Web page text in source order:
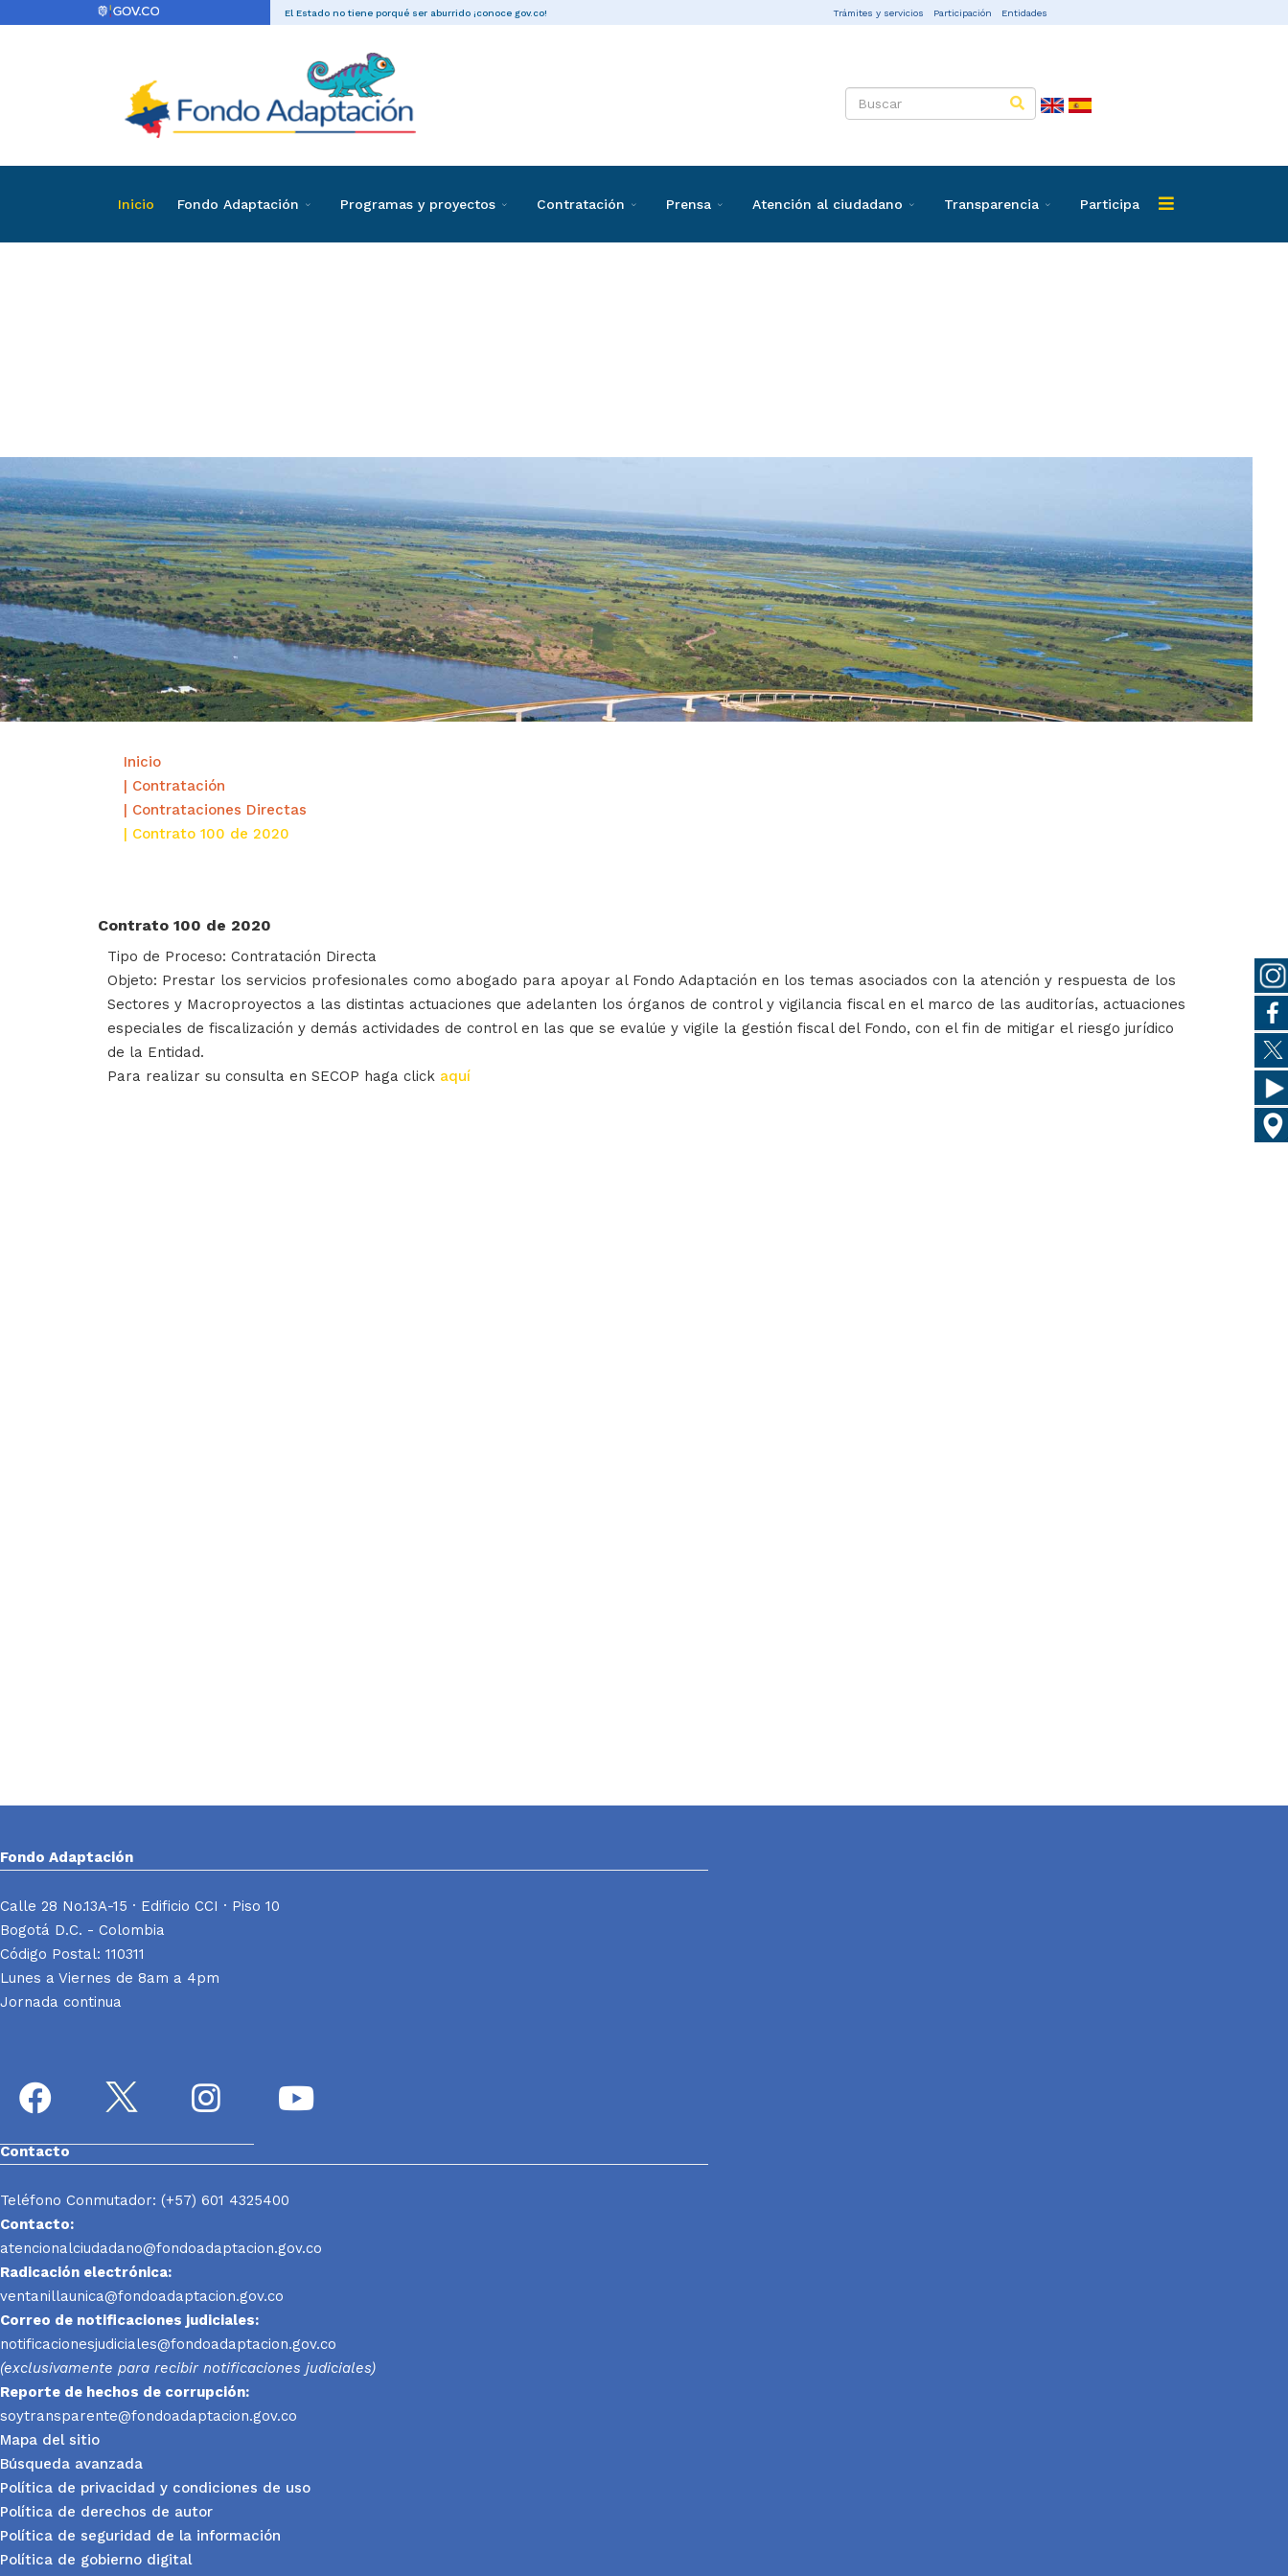
El Estado no tiene porqué ser aburrido ¡conoce gov.co! Trámites y servicios Participación Entidades
Inicio Fondo Adaptación Programas y proyectos Contratación Prensa Atención al ciudadano Transparencia Participa
Directas
Inicio
| Contratación
| Contrataciones Directas
| Contrato 100 de 2020
Contrato 100 de 2020
Tipo de Proceso: Contratación Directa
Objeto: Prestar los servicios profesionales como abogado para apoyar al Fondo Adaptación en los temas asociados con la atención y respuesta de los
Sectores y Macroproyectos a las distintas actuaciones que adelanten los órganos de control y vigilancia fiscal en el marco de las auditorías, actuaciones
especiales de fiscalización y demás actividades de control en las que se evalúe y vigile la gestión fiscal del Fondo, con el fin de mitigar el riesgo jurídico
de la Entidad.
Para realizar su consulta en SECOP haga click aquí
Fondo Adaptación
Calle 28 No.13A-15 · Edificio CCI · Piso 10
Bogotá D.C. - Colombia
Código Postal: 110311
Lunes a Viernes de 8am a 4pm
Jornada continua
Contacto
Teléfono Conmutador: (+57) 601 4325400
Contacto:
atencionalciudadano@fondoadaptacion.gov.co
Radicación electrónica:
ventanillaunica@fondoadaptacion.gov.co
Correo de notificaciones judiciales:
notificacionesjudiciales@fondoadaptacion.gov.co
(exclusivamente para recibir notificaciones judiciales)
Reporte de hechos de corrupción:
soytransparente@fondoadaptacion.gov.co
Mapa del sitio
Búsqueda avanzada
Política de privacidad y condiciones de uso
Política de derechos de autor
Política de seguridad de la información
Política de gobierno digital